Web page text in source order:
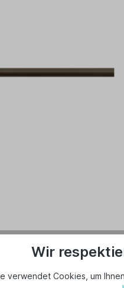
ST
Wir
verwendet Cookies, um